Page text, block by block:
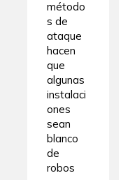
método
s de
ataque
hacen
que
algunas
instalaci
ones
sean
blanco
de
robos